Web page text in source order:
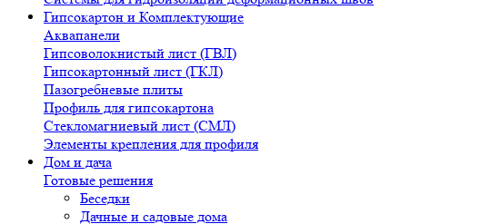
Гипсокартон и Комплектующие
Аквапанели
Гипсоволокнистый лист (ГВЛ)
Гипсокартонный лист (ГКЛ)
Пазогребневые плиты
Профиль для гипсокартона
Стекломагниевый лист (СМЛ)
Элементы крепления для профиля
Дом и дача
Готовые решения
Беседки
Дачные и садовые дома